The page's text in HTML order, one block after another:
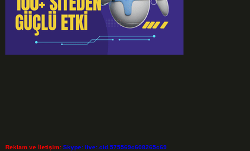
Reklam ve İletişim: Skype: live:.cid.575569c608265c69